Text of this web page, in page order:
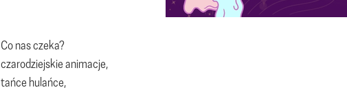
Co nas czeka?
czarodziejskie animacje,
tańce hulańce,